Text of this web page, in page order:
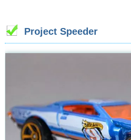
Project Speeder